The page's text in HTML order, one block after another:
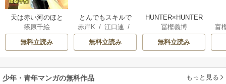
天は赤い河のほと
り
篠原千絵
無料立読み
とんでもスキルで
異世界放浪メシ
赤岸K / 江口連 /
雅
無料立読み
HUNTER×HUNTER
モノクロ版
冨樫義博
無料立読み
富
少年・青年マンガの無料作品 もっと見る